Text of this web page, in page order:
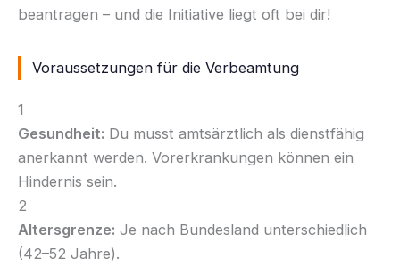
beantragen – und die Initiative liegt oft bei dir!
Voraussetzungen für die Verbeamtung
1
Gesundheit: Du musst amtsärztlich als dienstfähig
anerkannt werden. Vorerkrankungen können ein
Hindernis sein.
2
Altersgrenze: Je nach Bundesland unterschiedlich
(42–52 Jahre).